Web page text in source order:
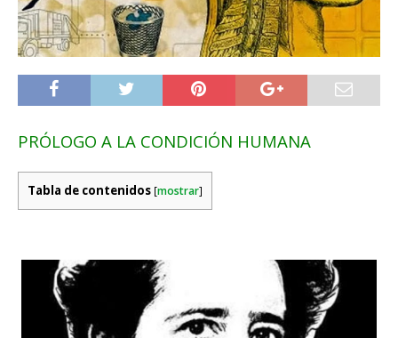
PRÓLOGO A LA CONDICIÓN HUMANA
Tabla de contenidos [mostrar]